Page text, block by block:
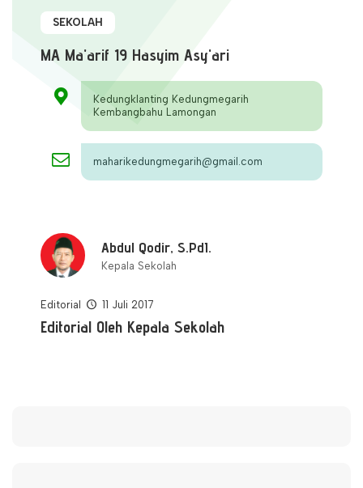
SEKOLAH
MA Ma'arif 19 Hasyim Asy'ari
Kedungklanting Kedungmegarih
Kembangbahu Lamongan
maharikedungmegarih@gmail.com
Abdul Qodir, S.PdI.
Kepala Sekolah
Editorial 11 Juli 2017
Editorial Oleh Kepala Sekolah